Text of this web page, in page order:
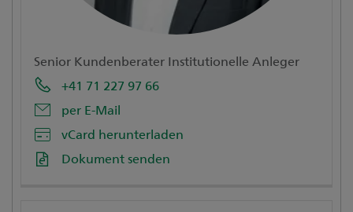
Senior Kundenberater Institutionelle Anleger
+41 71 227 97 66
per E-Mail
vCard herunterladen
Dokument senden